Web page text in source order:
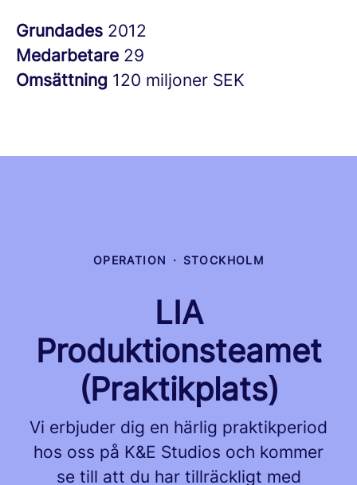
Grundades 2012
Medarbetare 29
Omsättning 120 miljoner SEK
OPERATION · STOCKHOLM
LIA
Produktionsteamet
(Praktikplats)
Vi erbjuder dig en härlig praktikperiod
hos oss på K&E Studios och kommer
se till att du har tillräckligt med